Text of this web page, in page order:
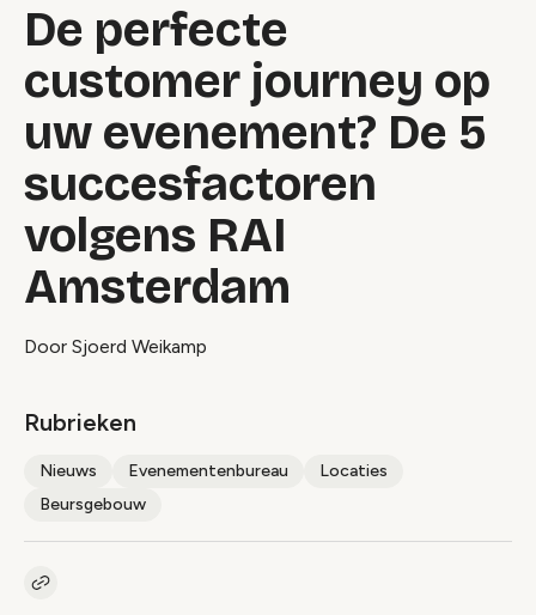
De perfecte
customer journey op
uw evenement? De 5
succesfactoren
volgens RAI
Amsterdam
Door Sjoerd Weikamp
Rubrieken
Nieuws Evenementenbureau
Locaties
Beursgebouw
Kopieer link naar artikel